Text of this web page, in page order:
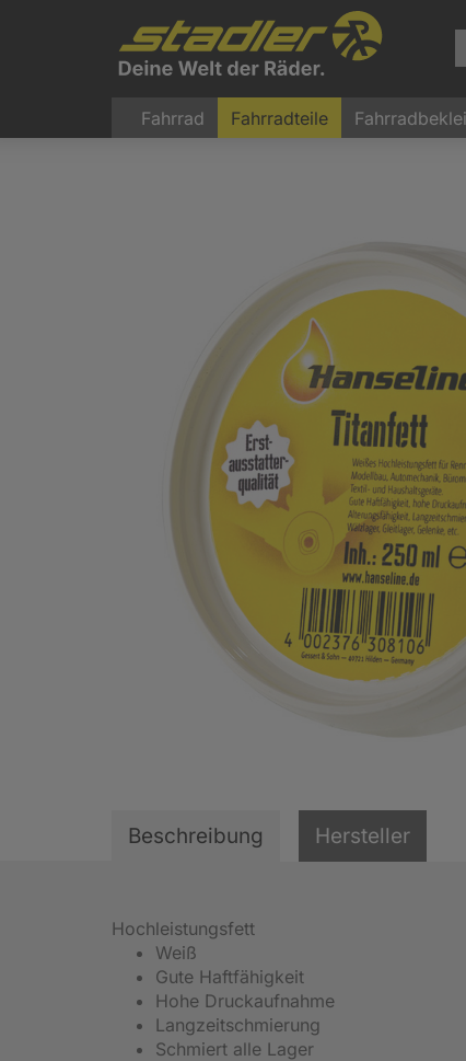
Fahrrad Fahrradteile
Beschreibung Hersteller
Hochleistungsfett
Weiß
Gute Haftfähigkeit
Hohe Druckaufnahme
Langzeitschmierung
Schmiert alle Lager